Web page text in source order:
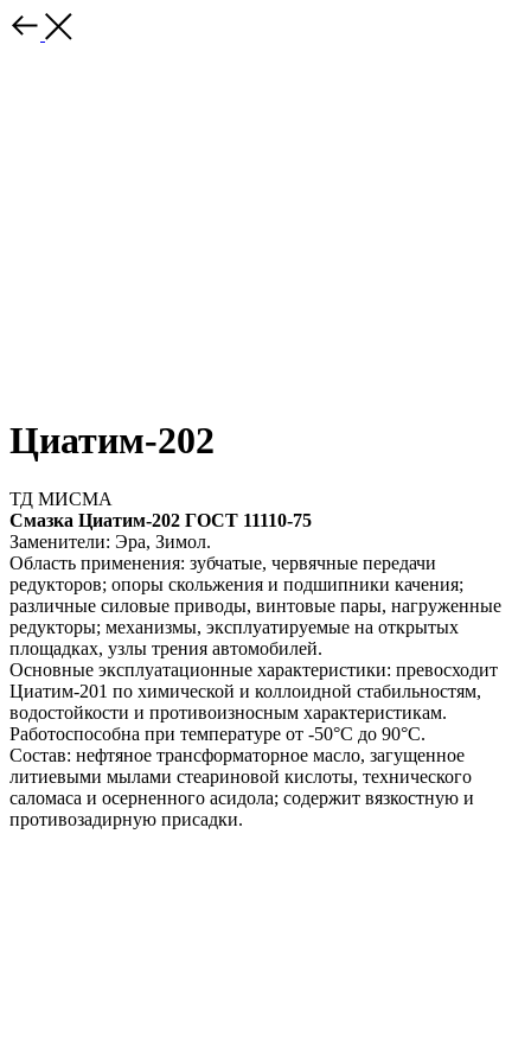
Циатим-202
ТД МИСМА
Смазка Циатим-202 ГОСТ 11110-75
Заменители: Эра, Зимол.
Область применения: зубчатые, червячные передачи
редукторов; опоры скольжения и подшипники качения;
различные силовые приводы, винтовые пары, нагруженные
редукторы; механизмы, эксплуатируемые на открытых
площадках, узлы трения автомобилей.
Основные эксплуатационные характеристики: превосходит
Циатим-201 по химической и коллоидной стабильностям,
водостойкости и противоизносным характеристикам.
Работоспособна при температуре от -50°C до 90°С.
Состав: нефтяное трансформаторное масло, загущенное
литиевыми мылами стеариновой кислоты, технического
саломаса и осерненного асидола; содержит вязкостную и
противозадирную присадки.